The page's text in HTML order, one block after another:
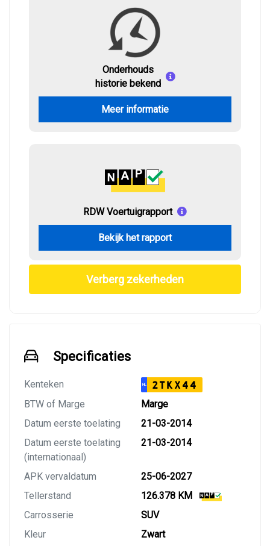
Onderhouds
historie bekend
Meer informatie
RDW Voertuigrapport
Bekijk het rapport
Verberg zekerheden
Specificaties
Kenteken NL 2TKX44
BTW of Marge
Marge
Datum eerste toelating
21-03-2014
Datum eerste toelating
(internationaal)
21-03-2014
APK vervaldatum
25-06-2027
Tellerstand
126.378 KM
Carrosserie
SUV
Kleur
Zwart